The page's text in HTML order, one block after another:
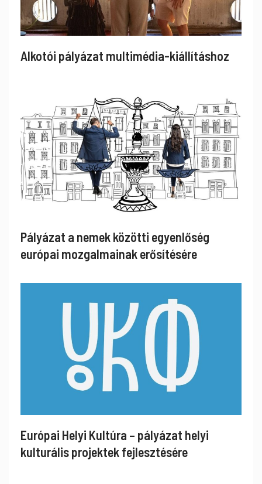
Alkotói pályázat multimédia-kiállításhoz
Pályázat a nemek közötti egyenlőség
európai mozgalmainak erősítésére
Európai Helyi Kultúra – pályázat helyi
kulturális projektek fejlesztésére